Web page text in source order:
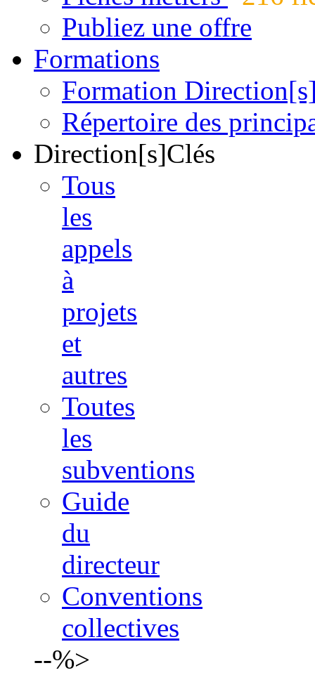
Publiez une offre
Formations
Formation
Répertoire des
Direction[s]Clés
Tous
les
appels
à
projets
et
autres
Toutes
les
subventions
Guide
du
directeur
Conventions
collectives
--%>